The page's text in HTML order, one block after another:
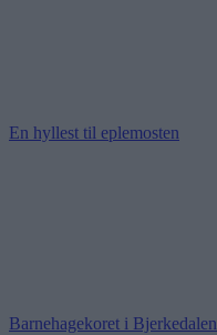
En hyllest til eplemosten
Barnehagekoret i Bjerkedalen